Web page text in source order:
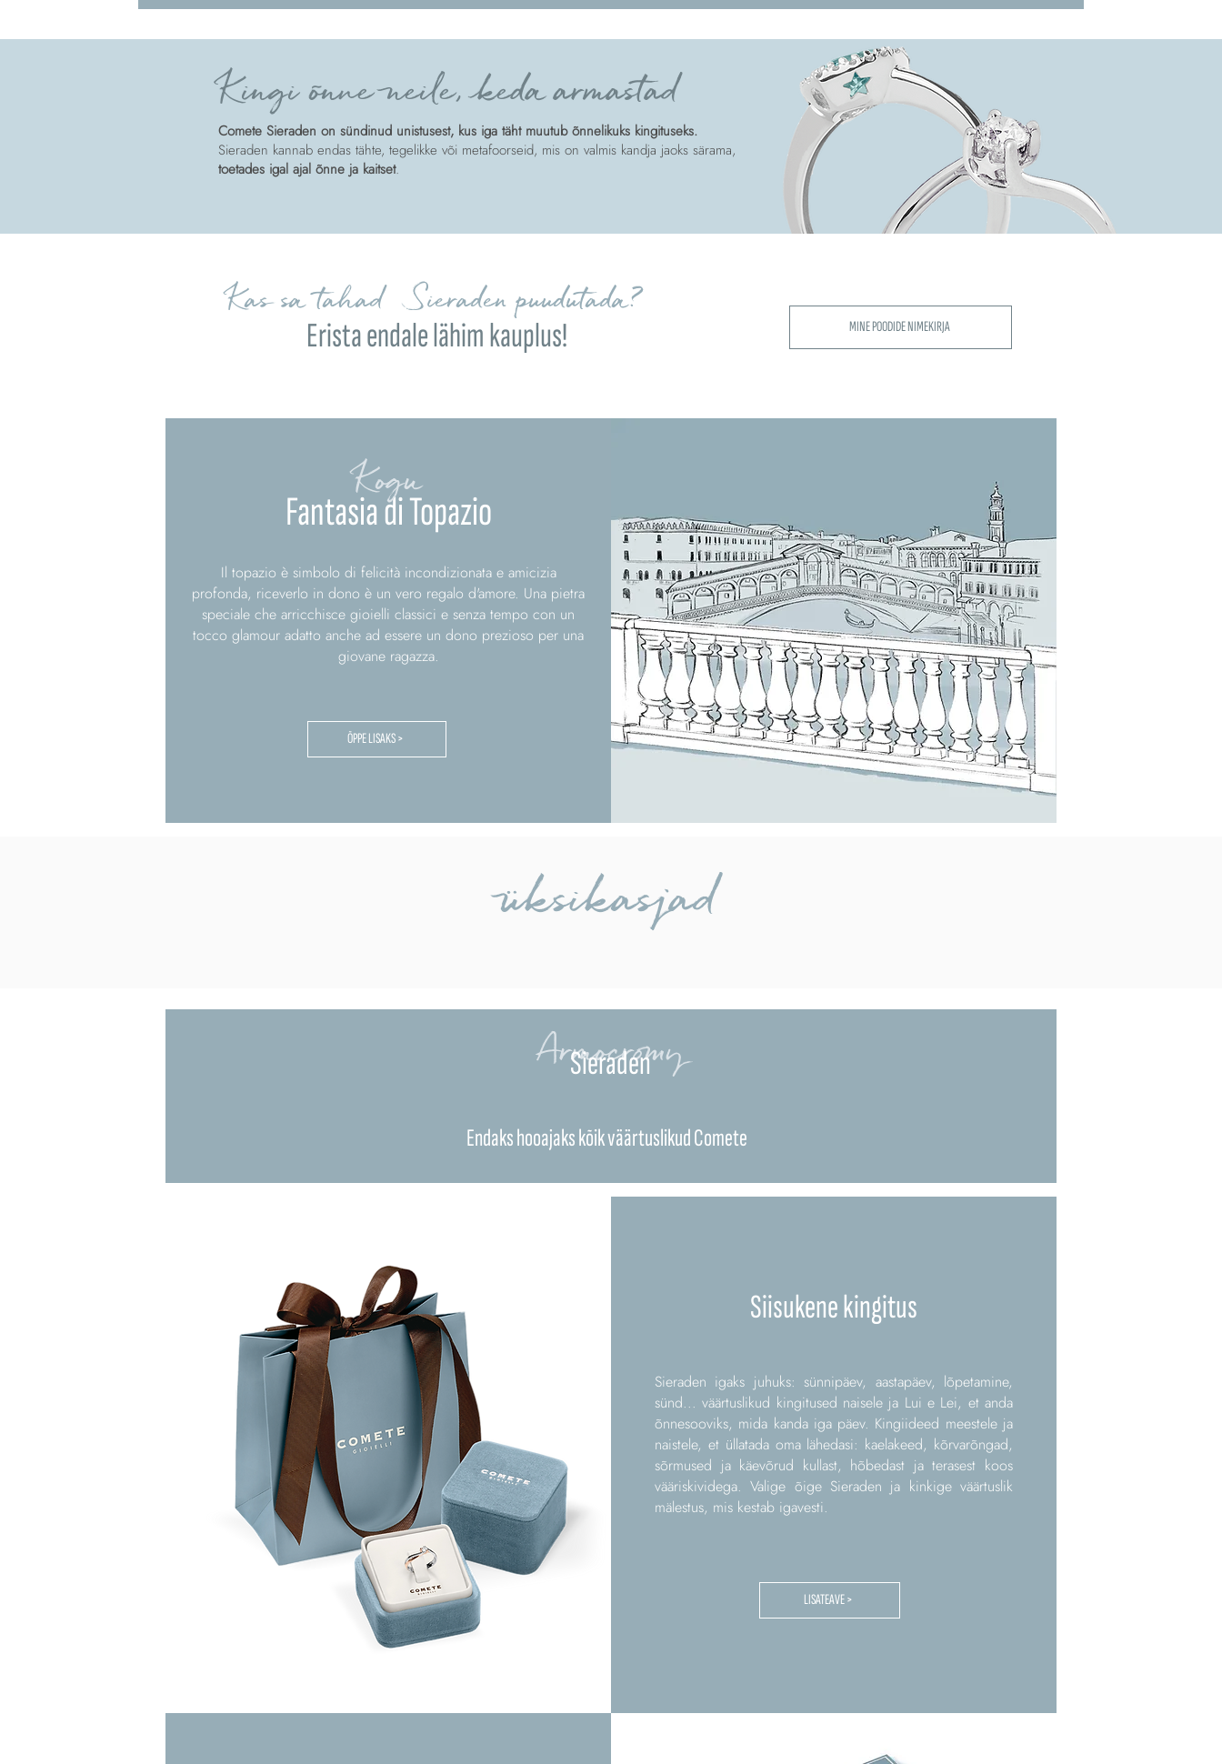
Kingi õnne neile, keda armastad
Comete Sieraden on sündinud unistusest, kus iga täht muutub õnnelikuks kingituseks.
Sieraden kannab endas tähte, tegelikke või metafoorseid, mis on valmis kandja jaoks särama,
toetades igal ajal õnne ja kaitset.
Kas sa tahad Sieraden puudutada?
Erista endale lähim kauplus! MINE POODIDE NIMEKIRJA
Fantasia di Topazio
Kogu
Il topazio è simbolo di felicità incondizionata e amicizia
profonda, riceverlo in dono è un vero regalo d'amore. Una pietra
speciale che arricchisce gioielli classici e senza tempo con un
tocco glamour adatto anche ad essere un dono prezioso per una
giovane ragazza.
ÕPPE LISAKS >
üksikasjad
Armocromy
Sieraden
Endaks hooajaks kõik väärtuslikud Comete
Siisukene kingitus
Sieraden igaks juhuks: sünnipäev, aastapäev, lõpetamine,
sünd... väärtuslikud kingitused naisele ja Lui e Lei, et anda
õnnesooviks, mida kanda iga päev. Kingiideed meestele ja
naistele, et üllatada oma lähedasi: kaelakeed, kõrvarõngad,
sõrmused ja käevõrud kullast, hõbedast ja terasest koos
vääriskividega. Valige õige Sieraden ja kinkige väärtuslik
mälestus, mis kestab igavesti.
LISATEAVE >